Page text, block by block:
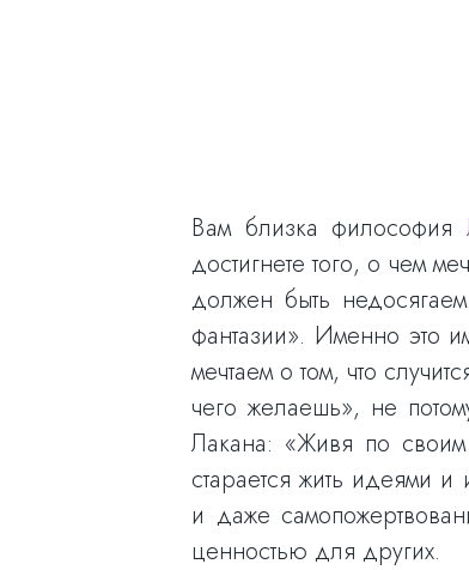
Вам близка философия
достигнете того, о чем
должен быть
фантазии». Именно это
мечтаем о том, что
чего желаешь», не
Лакана: «Живя по своим
старается жить идеями
и даже
ценностью для других.